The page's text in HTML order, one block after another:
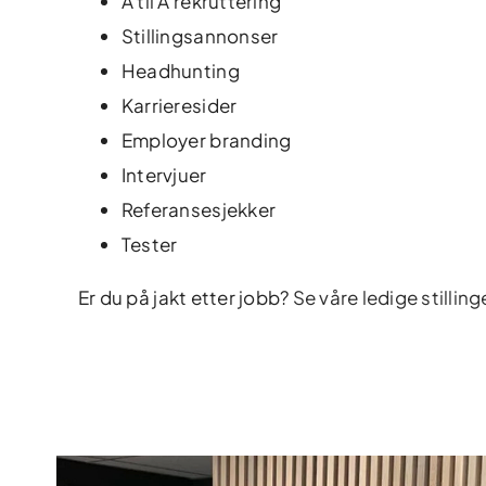
Stillingsannonser
Headhunting
Karrieresider
Employer branding
Intervjuer
Referansesjekker
Tester
Er du på jakt etter jobb? Se våre ledige